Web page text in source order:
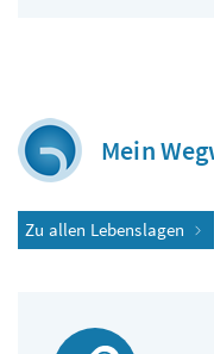
Mein
Zu allen Lebenslagen